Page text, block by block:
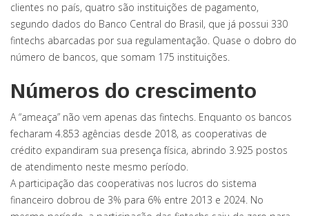
clientes no país, quatro são instituições de pagamento,
segundo dados do Banco Central do Brasil, que já possui 330
fintechs abarcadas por sua regulamentação. Quase o dobro do
número de bancos, que somam 175 instituições.
Números do crescimento
A “ameaça” não vem apenas das fintechs. Enquanto os bancos
fecharam 4.853 agências desde 2018, as cooperativas de
crédito expandiram sua presença física, abrindo 3.925 postos
de atendimento neste mesmo período.
A participação das cooperativas nos lucros do sistema
financeiro dobrou de 3% para 6% entre 2013 e 2024. No